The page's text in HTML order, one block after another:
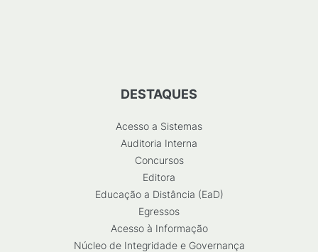
DESTAQUES
Acesso a Sistemas
Auditoria Interna
Concursos
Editora
Educação a Distância (EaD)
Egressos
Acesso à Informação
Núcleo de Integridade e Governança